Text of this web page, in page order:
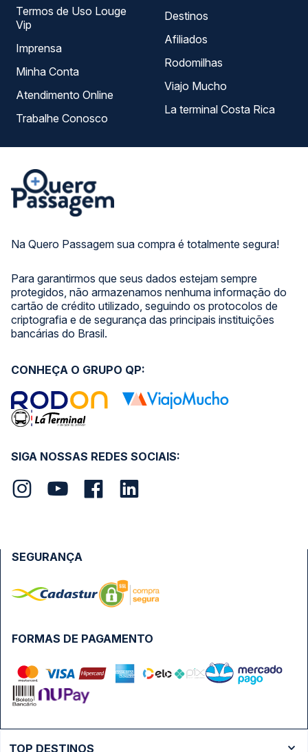
Na Quero Passagem sua compra é totalmente segura!
Para garantirmos que seus dados estejam sempre
protegidos, não armazenamos nenhuma informação do
cartão de crédito utilizado, seguindo os protocolos de
criptografia e de segurança das principais instituições
bancárias do Brasil.
Termos de Uso Louge
Vip
Imprensa
Minha Conta
Atendimento Online
Trabalhe Conosco
Destinos
Afiliados
Rodomilhas
Viajo Mucho
La terminal Costa Rica
SIGA NOSSAS REDES SOCIAIS:
CONHEÇA O GRUPO QP:
FORMAS DE PAGAMENTO
SEGURANÇA
TOP DESTINOS